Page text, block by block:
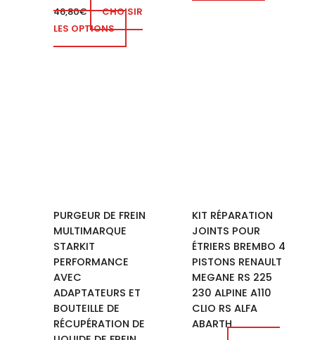
46,80€
CHOISIR
LES OPTIONS
PURGEUR DE FREIN
MULTIMARQUE
STARKIT
PERFORMANCE
AVEC
ADAPTATEURS ET
BOUTEILLE DE
RÉCUPÉRATION DE
KIT RÉPARATION
JOINTS POUR
ÉTRIERS BREMBO 4
PISTONS RENAULT
MEGANE RS 225
230 ALPINE A110
CLIO RS ALFA
ABARTH